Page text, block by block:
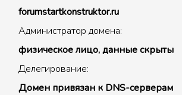
forumstartkonstruktor.ru
Администратор домена:
физическое лицо, данные скрыты
Делегирование:
Домен привязан к DNS-серверам